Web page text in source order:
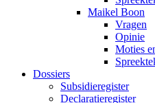
Maikel Boon
Vragen
Opinie
Moties
Dossiers
Subsidieregister
Declaratieregister